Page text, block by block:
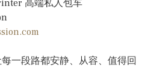
高端私人包车
一段路都安静、从容、值得回